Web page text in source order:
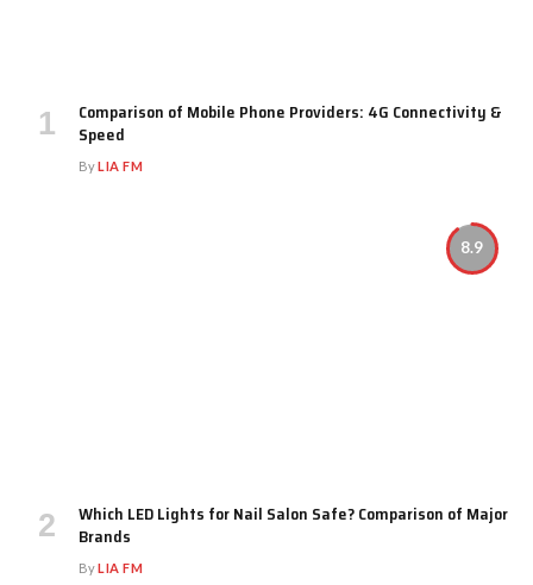
Comparison of Mobile Phone Providers: 4G Connectivity &
Speed
ByLIA FM
8.9
Which LED Lights for Nail Salon Safe? Comparison of Major
Brands
ByLIA FM